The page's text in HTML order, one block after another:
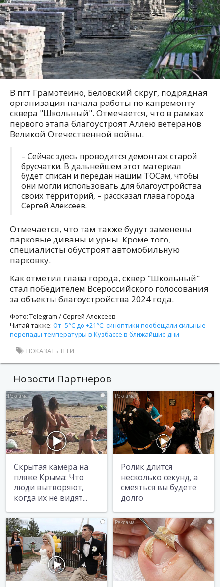
В пгт Грамотеино, Беловский округ, подрядная
организация начала работы по капремонту
сквера "Школьный". Отмечается, что в рамках
первого этапа благоустроят Аллею ветеранов
Великой Отечественной войны.
– Сейчас здесь проводится демонтаж старой
брусчатки. В дальнейшем этот материал
будет списан и передан нашим ТОСам, чтобы
они могли использовать для благоустройства
своих территорий, – рассказал глава города
Сергей Алексеев.
Отмечается, что там также будут заменены
парковые диваны и урны. Кроме того,
специалисты обустроят автомобильную
парковку.
Как отметил глава города, сквер "Школьный"
стал победителем Всероссийского голосования
за объекты благоустройства 2024 года.
Фото: Telegram / Сергей Алексеев
Читай также: От -5°C до +21°C: синоптики пообещали сильные
перепады температуры в Кузбассе в ближайшие дни
ПОКАЗАТЬ ТЕГИ
Новости Партнеров
i
Скрытая камера на
пляже Крыма: Что
люди вытворяют,
когда их не видят...
i
Ролик длится
несколько секунд, а
смеяться вы будете
долго
i i